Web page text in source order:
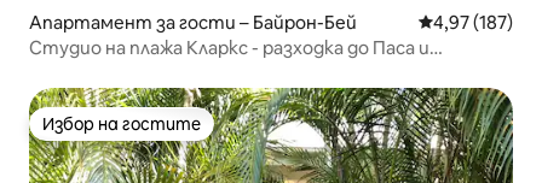
Апартамент за гости – Байрон-Бей Средна
4,97 (187)
Студио на плажа Кларкс - разходка до Паса и
Избор на гостите
Избор на гостите